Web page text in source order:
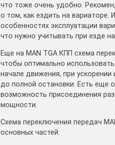
что тоже очень удобно.
о том, как ездить на вариаторе.
особенностях эксплуатации
что нужно учитывать при езде
Еще на MAN TGA КПП схема
чтобы оптимально
начале движения, при
до полной остановки. Есть еще
возможность присоединения
мощности.
Схема переключения передач
основных частей: